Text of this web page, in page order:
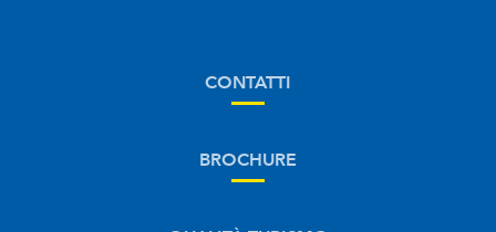
CONTATTI
BROCHURE